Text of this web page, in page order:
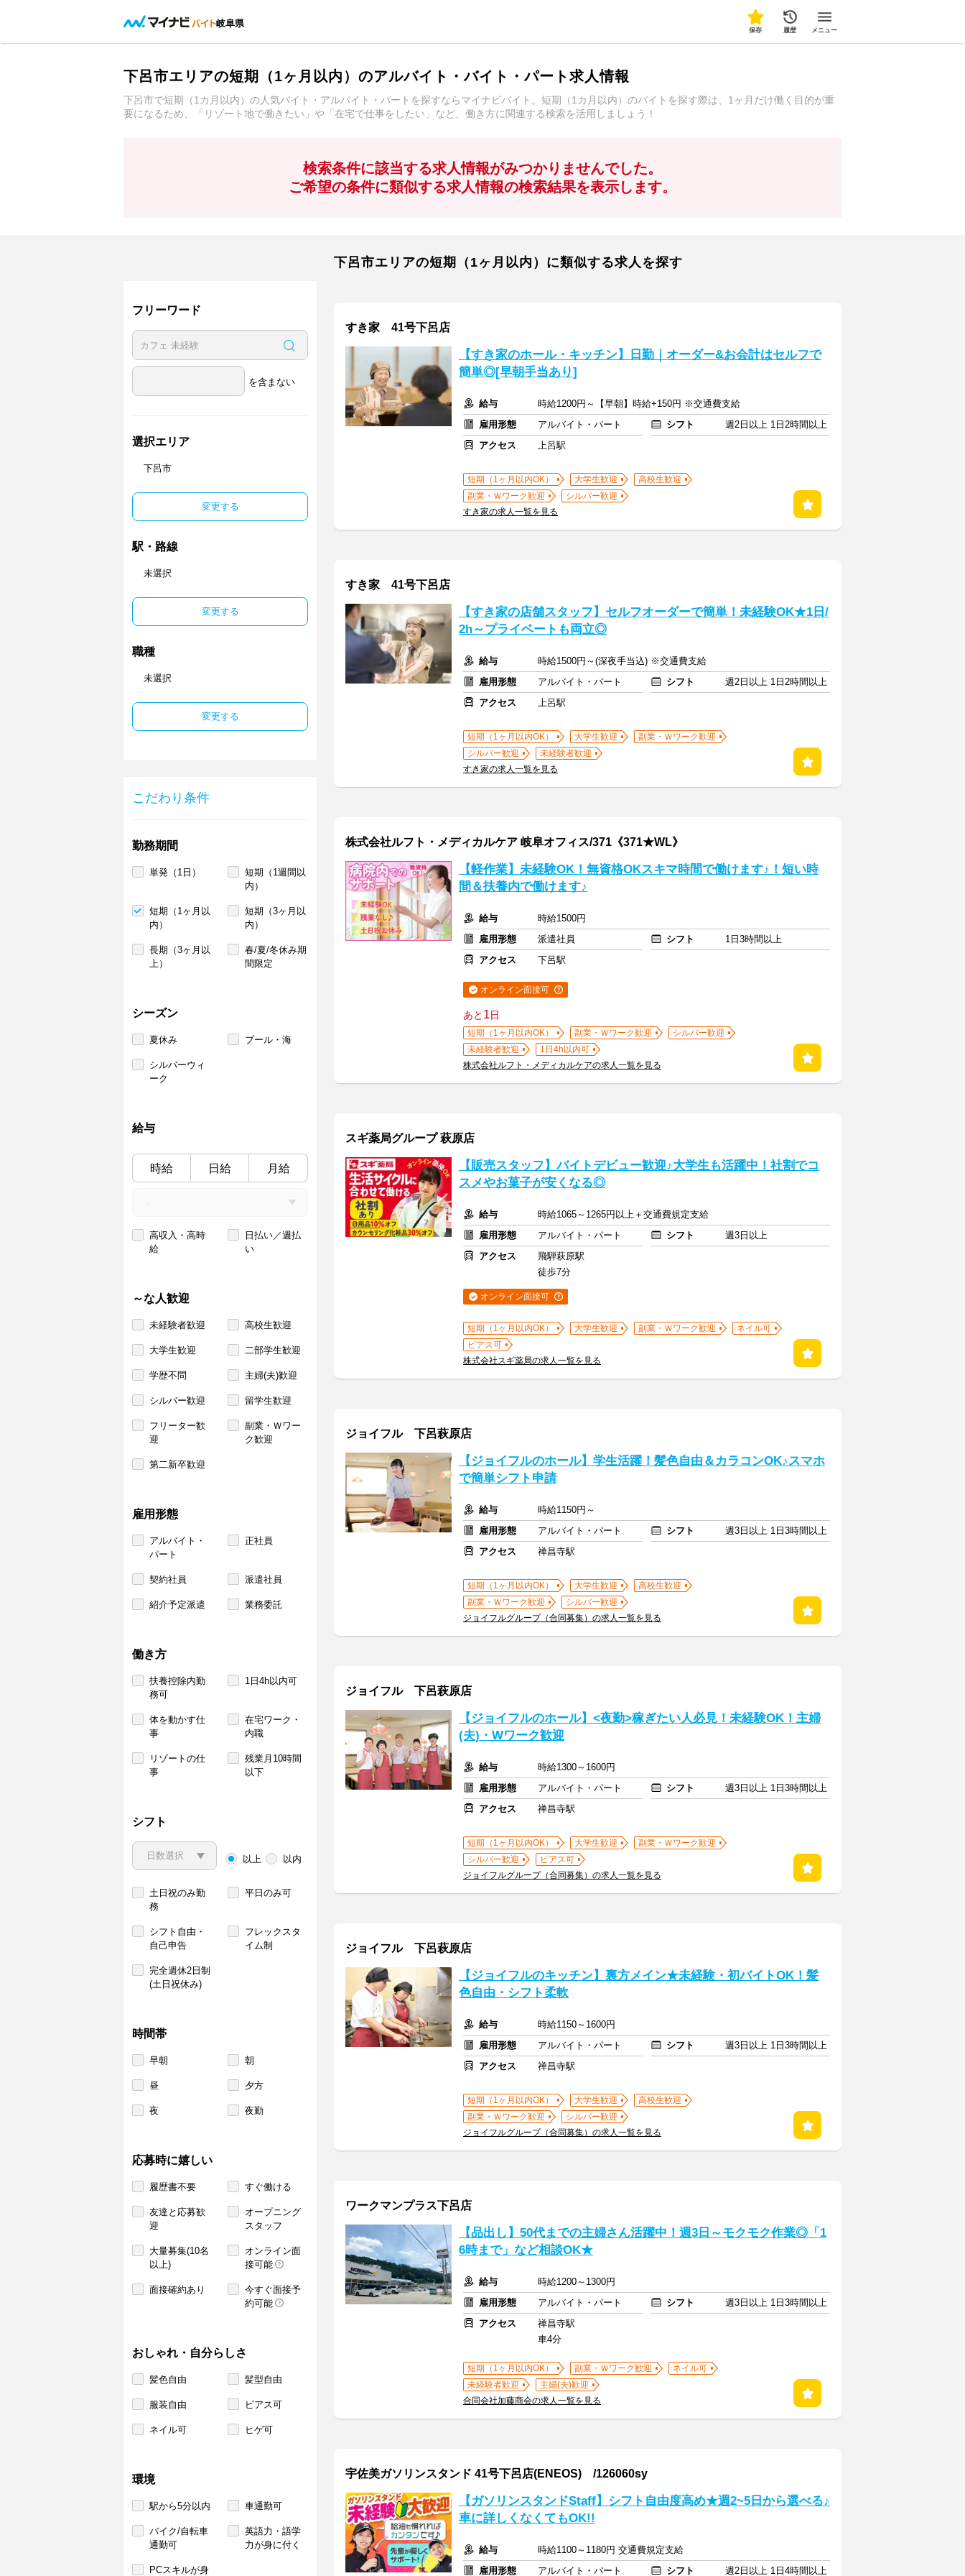
岐阜県
保存 履歴 メニュー
下呂市エリアの短期（1ヶ月以内）のアルバイト・バイト・パート求人情報
下呂市で短期（1カ月以内）の人気バイト・アルバイト・パートを探すならマイナビバイト。短期（1カ月以内）のバイトを探す際は、1ヶ月だけ働く目的が重
要になるため、「リゾート地で働きたい」や「在宅で仕事をしたい」など、働き方に関連する検索を活用しましょう！
検索条件に該当する求人情報がみつかりませんでした。
ご希望の条件に類似する求人情報の検索結果を表示します。
フリーワード
を含まない
選択エリア
下呂市
変更する
駅・路線
未選択
変更する
職種
未選択
変更する
こだわり条件
勤務期間
単発（1日）
短期（1週間以
内）
短期（1ヶ月以
内）
短期（3ヶ月以
内）
長期（3ヶ月以
上）
春/夏/冬休み期
間限定
シーズン
夏休み プール・海
シルバーウィ
ーク
給与
時給 日給 月給
高収入・高時
給
日払い／週払
い
～な人歓迎
未経験者歓迎 高校生歓迎
大学生歓迎 二部学生歓迎
学歴不問 主婦(夫)歓迎
シルバー歓迎 留学生歓迎
フリーター歓
迎
副業・Ｗワー
ク歓迎
第二新卒歓迎
雇用形態
アルバイト・
パート
正社員
契約社員 派遣社員
紹介予定派遣 業務委託
働き方
扶養控除内勤
務可
1日4h以内可
体を動かす仕
事
在宅ワーク・
内職
リゾートの仕
事
残業月10時間
以下
シフト
以上 以内
土日祝のみ勤
務
平日のみ可
シフト自由・
自己申告
フレックスタ
イム制
完全週休2日制
(土日祝休み)
時間帯
早朝 朝
昼 夕方
夜 夜勤
応募時に嬉しい
履歴書不要 すぐ働ける
友達と応募歓
迎
オープニング
スタッフ
大量募集(10名
以上)
オンライン面
接可能
面接確約あり
今すぐ面接予
約可能
おしゃれ・自分らしさ
髪色自由 髪型自由
服装自由 ピアス可
ネイル可 ヒゲ可
環境
駅から5分以内 車通勤可
バイク/自転車
通勤可
英語力・語学
力が身に付く
PCスキルが身
下呂市エリアの短期（1ヶ月以内）に類似する求人を探す
すき家 41号下呂店
【すき家のホール・キッチン】日勤｜オーダー&お会計はセルフで
簡単◎[早朝手当あり]
給与
時給1200円～【早朝】時給+150円 ※交通費支給
雇用形態
アルバイト・パート シフト
週2日以上 1日2時間以上
アクセス
上呂駅
短期（1ヶ月以内OK） 大学生歓迎
高校生歓迎
副業・Ｗワーク歓迎
シルバー歓迎
すき家の求人一覧を見る
すき家 41号下呂店
【すき家の店舗スタッフ】セルフオーダーで簡単！未経験OK★1日/
2h～プライベートも両立◎
給与
時給1500円～(深夜手当込) ※交通費支給
雇用形態
アルバイト・パート シフト
週2日以上 1日2時間以上
アクセス
上呂駅
短期（1ヶ月以内OK） 大学生歓迎
副業・Ｗワーク歓迎
シルバー歓迎
未経験者歓迎
すき家の求人一覧を見る
株式会社ルフト・メディカルケア 岐阜オフィス/371《371★WL》
【軽作業】未経験OK！無資格OKスキマ時間で働けます♪！短い時
間＆扶養内で働けます♪
給与
時給1500円
雇用形態
派遣社員 シフト
1日3時間以上
アクセス
下呂駅
オンライン面接可
あと 1日
短期（1ヶ月以内OK） 副業・Ｗワーク歓迎
シルバー歓迎
未経験者歓迎
1日4h以内可
株式会社ルフト・メディカルケアの求人一覧を見る
スギ薬局グループ 萩原店
【販売スタッフ】バイトデビュー歓迎♪大学生も活躍中！社割でコ
スメやお菓子が安くなる◎
給与
時給1065～1265円以上＋交通費規定支給
雇用形態
アルバイト・パート シフト
週3日以上
アクセス
飛騨萩原駅
徒歩7分
オンライン面接可
短期（1ヶ月以内OK） 大学生歓迎 副業・Ｗワーク歓迎
ネイル可
ピアス可
株式会社スギ薬局の求人一覧を見る
ジョイフル 下呂萩原店
【ジョイフルのホール】学生活躍！髪色自由＆カラコンOK♪スマホ
で簡単シフト申請
給与
時給1150円～
雇用形態
アルバイト・パート シフト
週3日以上 1日3時間以上
アクセス
禅昌寺駅
短期（1ヶ月以内OK） 大学生歓迎
高校生歓迎
副業・Ｗワーク歓迎
シルバー歓迎
ジョイフルグループ（合同募集）の求人一覧を見る
ジョイフル 下呂萩原店
【ジョイフルのホール】<夜勤>稼ぎたい人必見！未経験OK！主婦
(夫)・Wワーク歓迎
給与
時給1300～1600円
雇用形態
アルバイト・パート シフト
週3日以上 1日3時間以上
アクセス
禅昌寺駅
短期（1ヶ月以内OK） 大学生歓迎
副業・Ｗワーク歓迎
シルバー歓迎
ピアス可
ジョイフルグループ（合同募集）の求人一覧を見る
ジョイフル 下呂萩原店
【ジョイフルのキッチン】裏方メイン★未経験・初バイトOK！髪
色自由・シフト柔軟
給与
時給1150～1600円
雇用形態
アルバイト・パート シフト
週3日以上 1日3時間以上
アクセス
禅昌寺駅
短期（1ヶ月以内OK） 大学生歓迎
高校生歓迎
副業・Ｗワーク歓迎
シルバー歓迎
ジョイフルグループ（合同募集）の求人一覧を見る
ワークマンプラス下呂店
【品出し】50代までの主婦さん活躍中！週3日～モクモク作業◎「1
6時まで」など相談OK★
給与
時給1200～1300円
雇用形態
アルバイト・パート シフト
週3日以上 1日3時間以上
アクセス
禅昌寺駅
車4分
短期（1ヶ月以内OK） 副業・Ｗワーク歓迎
ネイル可
未経験者歓迎
主婦(夫)歓迎
合同会社加藤商会の求人一覧を見る
宇佐美ガソリンスタンド 41号下呂店(ENEOS) /126060sy
【ガソリンスタンドStaff】シフト自由度高め★週2~5日から選べる♪
車に詳しくなくてもOK!!
給与
時給1100～1180円 交通費規定支給
雇用形態
アルバイト・パート シフト 週2日以上 1日4時間以上